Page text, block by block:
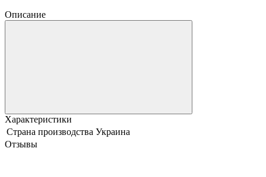
Описание
Характеристики
Страна производства Украина
Отзывы